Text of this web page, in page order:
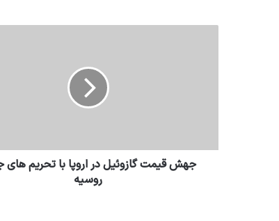
جهش قیمت گازوئیل در اروپا با تحریم های
روسیه